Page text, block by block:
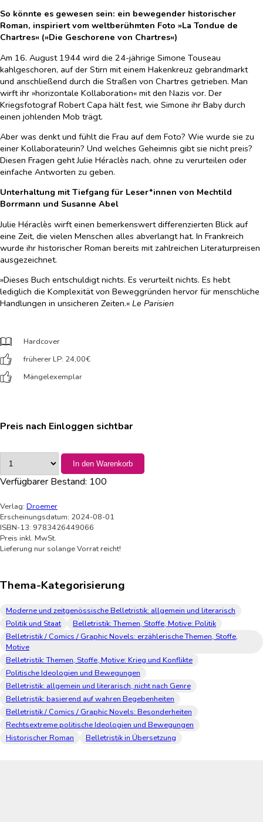
So könnte es gewesen sein: ein bewegender historischer
Roman, inspiriert vom weltberühmten Foto »La Tondue de
Chartres« (»Die Geschorene von Chartres«)
Am 16. August 1944 wird die 24-jährige Simone Touseau
kahlgeschoren, auf der Stirn mit einem Hakenkreuz gebrandmarkt
und anschließend durch die Straßen von Chartres getrieben. Man
wirft ihr »horizontale Kollaboration« mit den Nazis vor. Der
Kriegsfotograf Robert Capa hält fest, wie Simone ihr Baby durch
einen johlenden Mob trägt.
Aber was denkt und fühlt die Frau auf dem Foto? Wie wurde sie zu
einer Kollaborateurin? Und welches Geheimnis gibt sie nicht preis?
Diesen Fragen geht Julie Héraclès nach, ohne zu verurteilen oder
einfache Antworten zu geben.
Unterhaltung mit Tiefgang für Leser*innen von Mechtild
Borrmann und Susanne Abel
Julie Héraclès wirft einen bemerkenswert differenzierten Blick auf
eine Zeit, die vielen Menschen alles abverlangt hat. In Frankreich
wurde ihr historischer Roman bereits mit zahlreichen Literaturpreisen
ausgezeichnet.
»Dieses Buch entschuldigt nichts. Es verurteilt nichts. Es hebt
lediglich die Komplexität von Beweggründen hervor für menschliche
Handlungen in unsicheren Zeiten.« Le Parisien
Hardcover
früherer LP: 24,00€
Mängelexemplar
Preis nach Einloggen sichtbar
In den Warenkorb
Verfügbarer Bestand: 100
Verlag: Droemer
Erscheinungsdatum: 2024-08-01
ISBN-13: 9783426449066
Preis inkl. MwSt.
Lieferung nur solange Vorrat reicht!
Thema-Kategorisierung
Moderne und zeitgenössische Belletristik: allgemein und literarisch
Politik und Staat
Belletristik: Themen, Stoffe, Motive: Politik
Belletristik / Comics / Graphic Novels: erzählerische Themen, Stoffe,
Motive
Belletristik: Themen, Stoffe, Motive: Krieg und Konflikte
Politische Ideologien und Bewegungen
Belletristik: allgemein und literarisch, nicht nach Genre
Belletristik: basierend auf wahren Begebenheiten
Belletristik / Comics / Graphic Novels: Besonderheiten
Rechtsextreme politische Ideologien und Bewegungen
Historischer Roman
Belletristik in Übersetzung